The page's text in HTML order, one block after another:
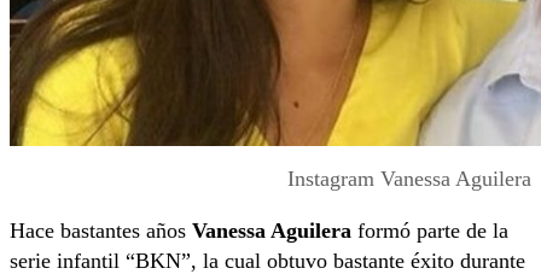
Instagram Vanessa Aguilera
Hace bastantes años Vanessa Aguilera formó parte de la
serie infantil “BKN”, la cual obtuvo bastante éxito durante